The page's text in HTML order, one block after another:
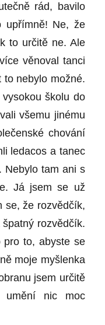
rád, bavilo
upřímně! Ne, že
to určitě ne. Ale
věnoval tanci
to nebylo možné.
školu do
všemu jinému
chování
ledacos a tanec
Nebylo tam ani s
Já jsem se už
se, že rozvědčík,
rozvědčík.
pro to, abyste se
moje myšlenka
jsem určitě
umění nic moc